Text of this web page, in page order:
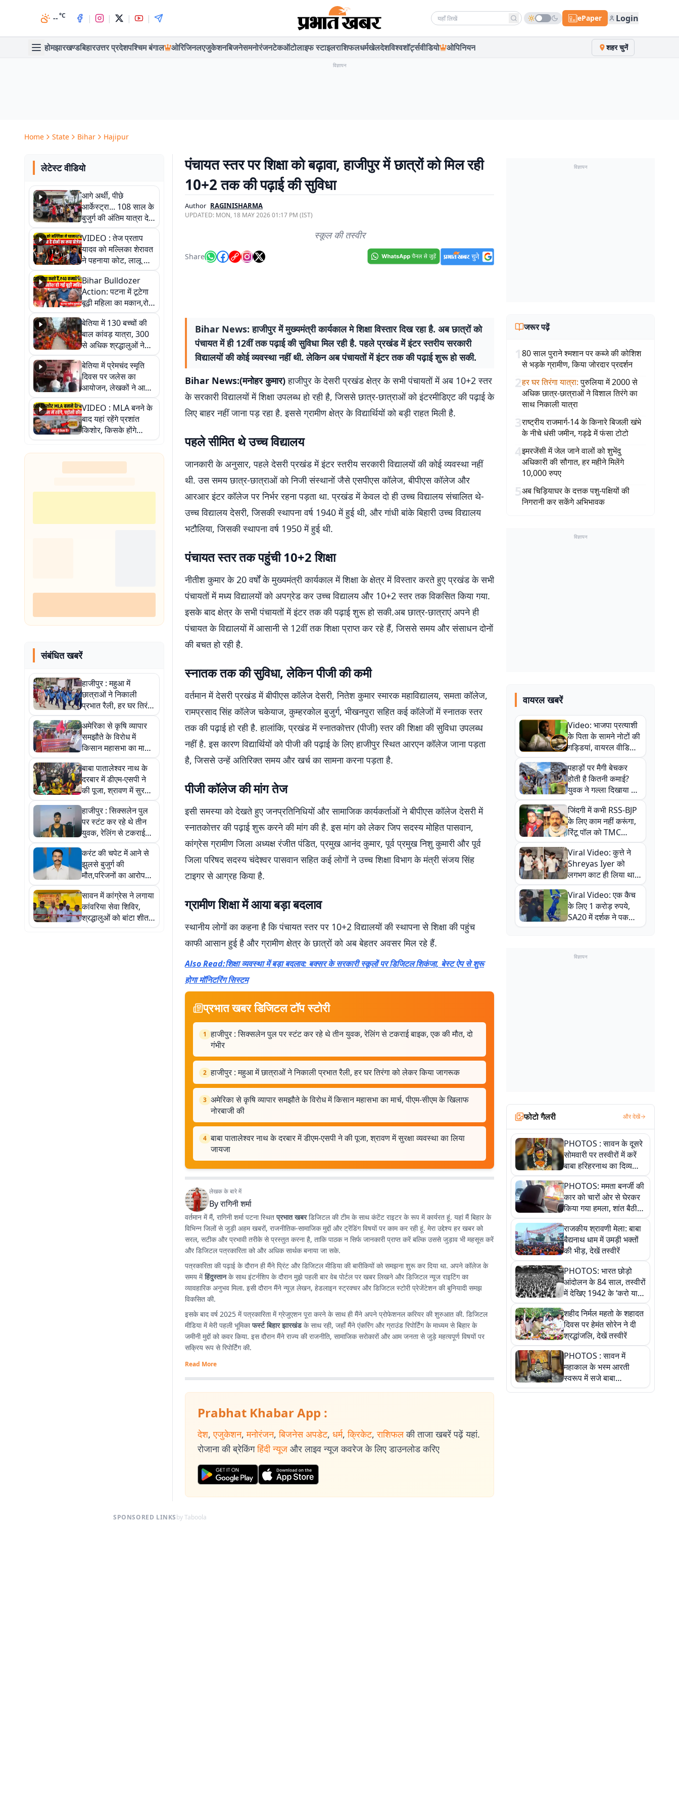
--°C | | | | Search news ePaper Login
होमझारखण्डबिहारउत्तर प्रदेशपश्चिम बंगाल ओरिजिनलएजुकेशनबिजनेसमनोरंजनटेकऑटोलाइफ स्टाइलराशिफलधर्मखेलदेशविश्वशॉर्ट्सवीडियो ओपिनियन शहर चुनें
विज्ञापन
Home State Bihar Hajipur
लेटेस्ट वीडियो
आगे अर्थी, पीछे
आर्केस्ट्रा... 108 साल के
बुजुर्ग की अंतिम यात्रा देख
हैरान हो जाएंगे आप
VIDEO : तेज प्रताप
यादव को मल्लिका शेरावत
ने पहनाया कोट, लालू के
लाल ने क्यों कहा दिल
थाम कर बैठिए, वीडियो में
जानें पूरा सच
Bihar Bulldozer
Action: पटना में टूटेगा
बूढ़ी महिला का मकान,रोते
रोते हुई बेहोश; वीडियो में
देखिए पूरा मामला
बेतिया में 130 बच्चों की
बाल कांवड़ यात्रा, 300
से अधिक श्रद्धालुओं ने
लिया हिस्सा
बेतिया में प्रेमचंद स्मृति
दिवस पर जलेस का
आयोजन, लेखकों ने आम
जनता को जागरूक करने
का लिया संकल्प
VIDEO : MLA बनने के
बाद यहां रहेंगे प्रशांत
किशोर, किसके होंगे
पड़ोसी? वीडियो में देखिए
कैसा है पीके का नया
ठिकाना
संबंधित खबरें
हाजीपुर : महुआ में
छात्राओं ने निकाली
प्रभात रैली, हर घर तिरंगा
को लेकर किया जागरूक
अमेरिका से कृषि व्यापार
समझौते के विरोध में
किसान महासभा का मार्च,
पीएम-सीएम के खिलाफ
नोरबाजी की
बाबा पातालेश्वर नाथ के
दरबार में डीएम-एसपी ने
की पूजा, श्रावण में सुरक्षा
व्यवस्था का लिया जायजा
हाजीपुर : सिक्सलेन पुल
पर स्टंट कर रहे थे तीन
युवक, रेलिंग से टकराई
बाइक, एक की मौत, दो
गंभीर
करंट की चपेट में आने से
झुलसे बुजुर्ग की
मौत,परिजनों का आरोप
जंदाहा पीएचसी में कोई
डॉक्टर नहीं था मौजूद
सावन में कांग्रेस ने लगाया
कांवरिया सेवा शिविर,
श्रद्धालुओं को बांटा शीतल
पेय और फल
पंचायत स्तर पर शिक्षा को बढ़ावा, हाजीपुर में छात्रों को मिल रही
10+2 तक की पढ़ाई की सुविधा
Author RAGINISHARMA
UPDATED: MON, 18 MAY 2026 01:17 PM (IST)
स्कूल की तस्वीर
Share
Bihar News: हाजीपुर में मुख्यमंत्री कार्यकाल मे शिक्षा विस्तार दिख रहा है. अब छात्रों को
पंचायत में ही 12वीं तक पढ़ाई की सुविधा मिल रही है. पहले प्रखंड में इंटर स्तरीय सरकारी
विद्यालयों की कोई व्यवस्था नहीं थी. लेकिन अब पंचायतों में इंटर तक की पढ़ाई शुरू हो सकी.
Bihar News:(मनोहर कुमार)हाजीपुर के देसरी प्रखंड क्षेत्र के सभी पंचायतों में अब 10+2 स्तर
के सरकारी विद्यालयों में शिक्षा उपलब्ध हो रही है, जिससे छात्र-छात्राओं को इंटरमीडिएट की पढ़ाई के
लिए बाहर नहीं जाना पड़ रहा है. इससे ग्रामीण क्षेत्र के विद्यार्थियों को बड़ी राहत मिली है.
पहले सीमित थे उच्च विद्यालय
जानकारी के अनुसार, पहले देसरी प्रखंड में इंटर स्तरीय सरकारी विद्यालयों की कोई व्यवस्था नहीं
थी. उस समय छात्र-छात्राओं को निजी संस्थानों जैसे एसपीएस कॉलेज, बीपीएस कॉलेज और
आरआर इंटर कॉलेज पर निर्भर रहना पड़ता था. प्रखंड में केवल दो ही उच्च विद्यालय संचालित थे-
उच्च विद्यालय देसरी, जिसकी स्थापना वर्ष 1940 में हुई थी, और गांधी बांके बिहारी उच्च विद्यालय
भटौलिया, जिसकी स्थापना वर्ष 1950 में हुई थी.
पंचायत स्तर तक पहुंची 10+2 शिक्षा
नीतीश कुमार के 20 वर्षों के मुख्यमंत्री कार्यकाल में शिक्षा के क्षेत्र में विस्तार करते हुए प्रखंड के सभी
पंचायतों में मध्य विद्यालयों को अपग्रेड कर उच्च विद्यालय और 10+2 स्तर तक विकसित किया गया.
इसके बाद क्षेत्र के सभी पंचायतों में इंटर तक की पढ़ाई शुरू हो सकी.अब छात्र-छात्राएं अपने ही
पंचायत के विद्यालयों में आसानी से 12वीं तक शिक्षा प्राप्त कर रहे हैं, जिससे समय और संसाधन दोनों
की बचत हो रही है.
स्नातक तक की सुविधा, लेकिन पीजी की कमी
वर्तमान में देसरी प्रखंड में बीपीएस कॉलेज देसरी, नितेश कुमार स्मारक महाविद्यालय, समता कॉलेज,
रामप्रसाद सिंह कॉलेज चकेयाज, कुम्हरकोल बुजुर्ग, भीखनपुरा सहित कई कॉलेजों में स्नातक स्तर
तक की पढ़ाई हो रही है. हालांकि, प्रखंड में स्नातकोत्तर (पीजी) स्तर की शिक्षा की सुविधा उपलब्ध
नहीं है. इस कारण विद्यार्थियों को पीजी की पढ़ाई के लिए हाजीपुर स्थित आरएन कॉलेज जाना पड़ता
है, जिससे उन्हें अतिरिक्त समय और खर्च का सामना करना पड़ता है.
पीजी कॉलेज की मांग तेज
इसी समस्या को देखते हुए जनप्रतिनिधियों और सामाजिक कार्यकर्ताओं ने बीपीएस कॉलेज देसरी में
स्नातकोत्तर की पढ़ाई शुरू करने की मांग की है. इस मांग को लेकर जिप सदस्य मोहित पासवान,
कांग्रेस ग्रामीण जिला अध्यक्ष रंजीत पंडित, प्रमुख आनंद कुमार, पूर्व प्रमुख निशु कुमारी और पूर्व
जिला परिषद सदस्य चंदेश्वर पासवान सहित कई लोगों ने उच्च शिक्षा विभाग के मंत्री संजय सिंह
टाइगर से आग्रह किया है.
ग्रामीण शिक्षा में आया बड़ा बदलाव
स्थानीय लोगों का कहना है कि पंचायत स्तर पर 10+2 विद्यालयों की स्थापना से शिक्षा की पहुंच
काफी आसान हुई है और ग्रामीण क्षेत्र के छात्रों को अब बेहतर अवसर मिल रहे हैं.
Also Read:शिक्षा व्यवस्था में बड़ा बदलाव: बक्सर के सरकारी स्कूलों पर डिजिटल शिकंजा, बेस्ट ऐप से शुरू
होगा मॉनिटरिंग सिस्टम
प्रभात खबर डिजिटल टॉप स्टोरी
1 हाजीपुर : सिक्सलेन पुल पर स्टंट कर रहे थे तीन युवक, रेलिंग से टकराई बाइक, एक की मौत, दो
गंभीर
2 हाजीपुर : महुआ में छात्राओं ने निकाली प्रभात रैली, हर घर तिरंगा को लेकर किया जागरूक
3 अमेरिका से कृषि व्यापार समझौते के विरोध में किसान महासभा का मार्च, पीएम-सीएम के खिलाफ
नोरबाजी की
4 बाबा पातालेश्वर नाथ के दरबार में डीएम-एसपी ने की पूजा, श्रावण में सुरक्षा व्यवस्था का लिया
जायजा
लेखक के बारे में
Byरागिनी शर्मा
वर्तमान में मैं, रागिनी शर्मा पटना स्थितप्रभात खबरडिजिटल की टीम के साथ कंटेंट राइटर के रूप में कार्यरत हूं. यहां मैं बिहार के
विभिन्न जिलों से जुड़ी अहम खबरों, राजनीतिक-सामाजिक मुद्दों और ट्रेंडिंग विषयों पर काम कर रही हूं. मेरा उद्देश्य हर खबर को
सरल, सटीक और प्रभावी तरीके से प्रस्तुत करना है, ताकि पाठक न सिर्फ जानकारी प्राप्त करें बल्कि उससे जुड़ाव भी महसूस करें
और डिजिटल पत्रकारिता को और अधिक सार्थक बनाया जा सके.
पत्रकारिता की पढ़ाई के दौरान ही मैंने प्रिंट और डिजिटल मीडिया की बारीकियों को समझना शुरू कर दिया था. अपने कॉलेज के
समय मेंहिंदुस्तानके साथ इंटर्नशिप के दौरान मुझे पहली बार वेब पोर्टल पर खबर लिखने और डिजिटल न्यूज राइटिंग का
व्यावहारिक अनुभव मिला. इसी दौरान मैंने न्यूज़ लेखन, हेडलाइन स्ट्रक्चर और डिजिटल स्टोरी प्रेजेंटेशन की बुनियादी समझ
विकसित की.
इसके बाद वर्ष 2025 में पत्रकारिता में ग्रेजुएशन पूरा करने के साथ ही मैंने अपने प्रोफेशनल करियर की शुरुआत की. डिजिटल
मीडिया में मेरी पहली भूमिकाफर्स्ट बिहार झारखंडके साथ रही, जहाँ मैंने एंकरिंग और ग्राउंड रिपोर्टिंग के माध्यम से बिहार के
जमीनी मुद्दों को कवर किया. इस दौरान मैंने राज्य की राजनीति, सामाजिक सरोकारों और आम जनता से जुड़े महत्वपूर्ण विषयों पर
सक्रिय रूप से रिपोर्टिंग की.
Read More
Prabhat Khabar App :
देश, एजुकेशन, मनोरंजन, बिजनेस अपडेट, धर्म, क्रिकेट, राशिफल की ताजा खबरें पढ़ें यहां.
रोजाना की ब्रेकिंग हिंदी न्यूज और लाइव न्यूज कवरेज के लिए डाउनलोड करिए
विज्ञापन
जरूर पढ़ें
180 साल पुराने श्मशान पर कब्जे की कोशिश
से भड़के ग्रामीण, किया जोरदार प्रदर्शन
2हर घर तिरंगा यात्रा: पुरुलिया में 2000 से
अधिक छात्र-छात्राओं ने विशाल तिरंगे का
साथ निकाली यात्रा
3राष्ट्रीय राजमार्ग-14 के किनारे बिजली खंभे
के नीचे धंसी जमीन, गड्ढे में फंसा टोटो
4इमरजेंसी में जेल जाने वालों को शुभेंदु
अधिकारी की सौगात, हर महीने मिलेंगे
10,000 रुपए
5अब चिड़ियाघर के दत्तक पशु-पक्षियों की
निगरानी कर सकेंगे अभिभावक
विज्ञापन
वायरल खबरें
Video: भाजपा प्रत्याशी
के पिता के सामने नोटों की
गड्डियां, वायरल वीडियो
से राजनीति में उबाल,
अजित महतो बोले- TMC
की गंदी चाल
पहाड़ों पर मैगी बेचकर
होती है कितनी कमाई?
युवक ने गल्ला दिखाया तो
नौकरी वालों के खड़े हो गए
कान
जिंदगी में कभी RSS-BJP
के लिए काम नहीं करूंगा,
रिंटू पॉल को TMC
ऑफिस में ले जाकर पीटा,
Video वायरल
Viral Video: कुत्ते ने
Shreyas Iyer को
लगभग काट ही लिया था,
न्यूजीलैंड सीरीज से पहले
बाल-बाल बचे
Viral Video: एक कैच
के लिए 1 करोड़ रुपये,
SA20 में दर्शक ने पकड़ा
एक हाथ से गजब का कैच
विज्ञापन
फोटो गैलरी और देखें
PHOTOS : सावन के दूसरे
सोमवारी पर तस्वीरों में करें
बाबा हरिहरनाथ का दिव्य
दर्शन, हर दिन होता है विशेष
श्रृंगार, देखें कैसे सजता है
गर्भगृह
PHOTOS: ममता बनर्जी की
कार को चारों ओर से घेरकर
किया गया हमला, शांत बैठी
रहीं तृणमूल सुप्रीमो
राजकीय श्रावणी मेला: बाबा
बैद्यनाथ धाम में उमड़ी भक्तों
की भीड़, देखें तस्वीरें
PHOTOS: भारत छोड़ो
आंदोलन के 84 साल, तस्वीरों
में देखिए 1942 के ‘करो या
मरो’ आंदोलन की कहानी
शहीद निर्मल महतो के शहादत
दिवस पर हेमंत सोरेन ने दी
श्रद्धांजलि, देखें तस्वीरें
PHOTOS : सावन में
महाकाल के भस्म आरती
स्वरूप में सजे बाबा
औघड़दानी, तस्वीरों में करें
SPONSORED LINKSby Taboola